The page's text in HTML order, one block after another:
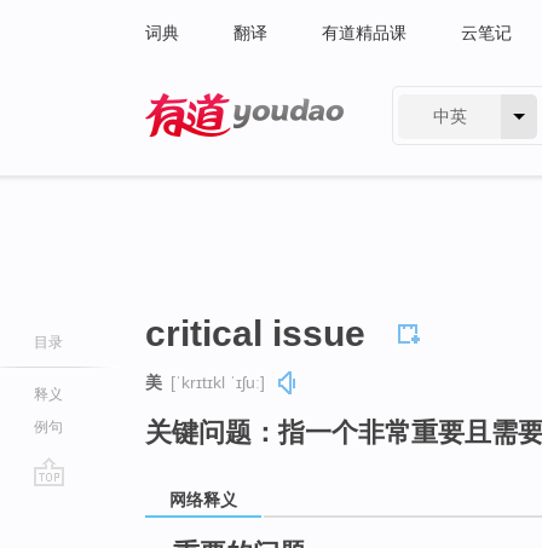
词典 翻译 有道精品课 云笔记
中英
目录
释义
例句
critical issue
美 [ˈkrɪtɪkl ˈɪʃuː]
关键问题：指一个非常重要且需
网络释义